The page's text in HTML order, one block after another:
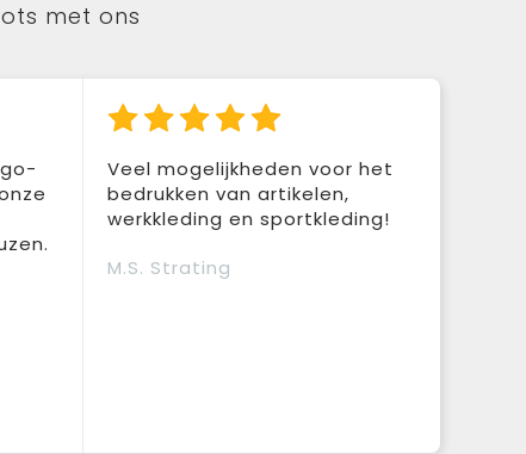
met ons
Veel mogelijkheden voor het
bedrukken van artikelen,
werkkleding en sportkleding!
M.S. Strating